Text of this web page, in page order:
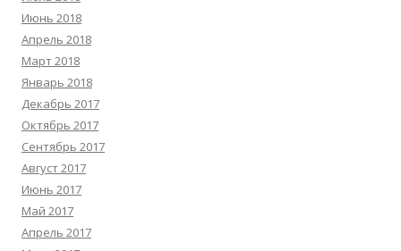
Июнь 2018
Апрель 2018
Март 2018
Январь 2018
Декабрь 2017
Октябрь 2017
Сентябрь 2017
Август 2017
Июнь 2017
Май 2017
Апрель 2017